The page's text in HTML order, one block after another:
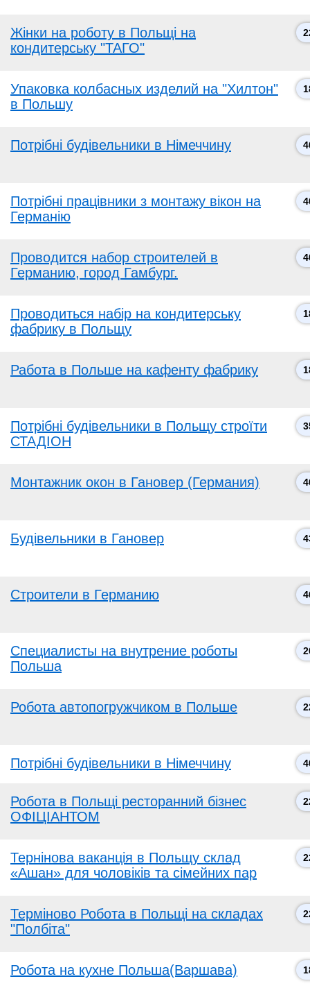
Жінки на роботу в Польщі на
кондитерську "ТАГО"
Упаковка колбасных изделий на "Хилтон"
в Польшу
Потрібні будівельники в Німеччину
Потрібні працівники з монтажу вікон на
Германію
Проводится набор строителей в
Германию, город Гамбург.
Проводиться набір на кондитерську
фабрику в Польщу
Работа в Польше на кафенту фабрику
Потрібні будівельники в Польщу строїти
СТАДІОН
Монтажник окон в Гановер (Германия)
Будівельники в Гановер
Строители в Германию
Специалисты на внутрение роботы
Польша
Робота автопогружчиком в Польше
Потрібні будівельники в Німеччину
Робота в Польщі ресторанний бізнес
ОФІЦІАНТОМ
Тернінова ваканція в Польщу склад
«Ашан» для чоловіків та сімейних пар
Терміново Робота в Польщі на складах
"Полбіта"
Робота на кухне Польша(Варшава)